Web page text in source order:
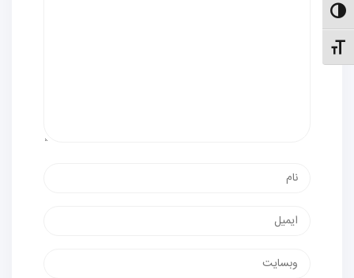
حالت کنتراست بالا
تنظیم اندازهٔ فونت
پست
وب‌سایت